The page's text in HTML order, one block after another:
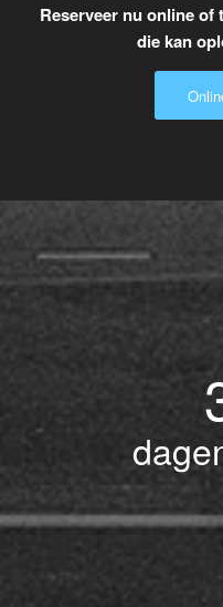
Reserveer nu online
die kan